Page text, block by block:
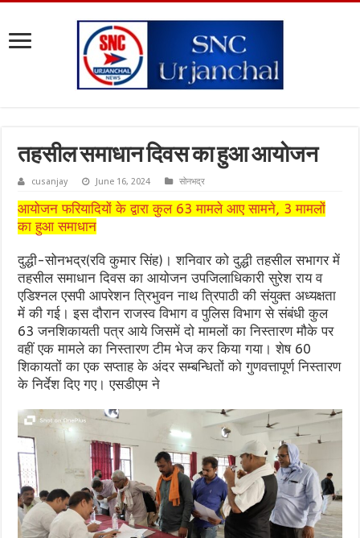
तहसील समाधान दिवस का हुआ आयोजन
cusanjay June 16, 2024 सोनभद्र
आयोजन फरियादियों के द्वारा कुल 63 मामले आए सामने, 3 मामलों
का हुआ समाधान
दुद्धी-सोनभद्र(रवि कुमार सिंह)। शनिवार को दुद्धी तहसील सभागर में
तहसील समाधान दिवस का आयोजन उपजिलाधिकारी सुरेश राय व
एडिश्नल एसपी आपरेशन त्रिभुवन नाथ त्रिपाठी की संयुक्त अध्यक्षता
में की गई। इस दौरान राजस्व विभाग व पुलिस विभाग से संबंधी कुल
63 जनशिकायती पत्र आये जिसमें दो मामलों का निस्तारण मौके पर
वहीं एक मामले का निस्तारण टीम भेज कर किया गया। शेष 60
शिकायतों का एक सप्ताह के अंदर सम्बन्धितों को गुणवत्तापूर्ण निस्तारण
के निर्देश दिए गए। एसडीएम ने